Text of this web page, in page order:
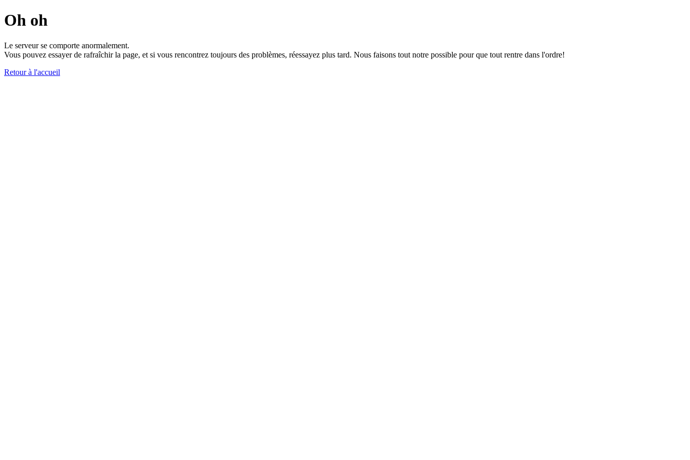
Oh oh
Le serveur se comporte anormalement.
Vous pouvez essayer de rafraîchir la page, et si vous rencontrez toujours des problèmes, réessayez plus tard. Nous faisons tout notre possible pour que tout rentre dans l'ordre!
Retour à l'accueil